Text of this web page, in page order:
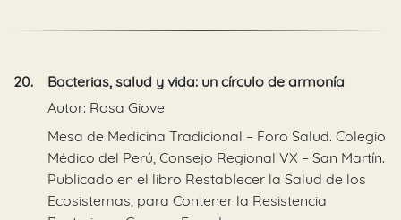
20.
Bacterias, salud y vida: un círculo de armonía
Autor: Rosa Giove
Mesa de Medicina Tradicional – Foro Salud. Colegio
Médico del Perú, Consejo Regional VX – San Martín.
Publicado en el libro Restablecer la Salud de los
Ecosistemas, para Contener la Resistencia